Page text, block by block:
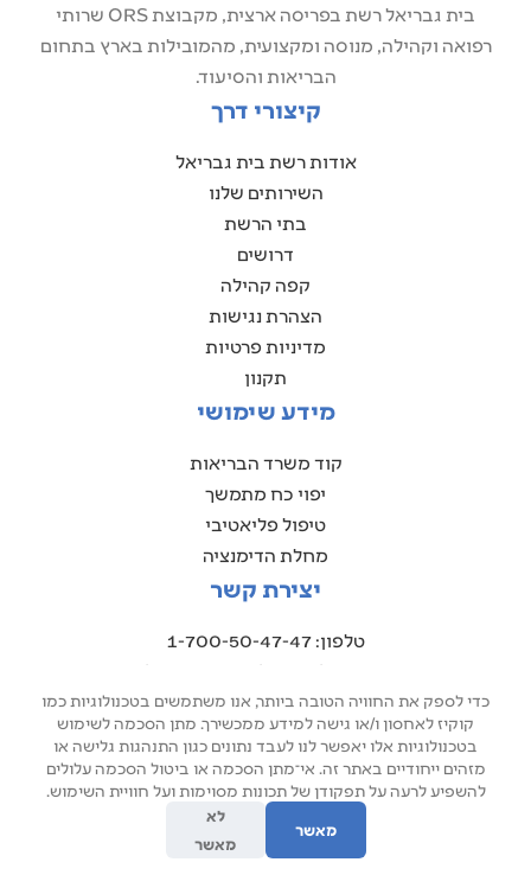
כדי לספק את החוויה הטובה ביותר, אנו משתמשים בטכנולוגיות כמו
קוקיז לאחסון ו/או גישה למידע ממכשירך. מתן הסכמה לשימוש
בטכנולוגיות אלו יאפשר לנו לעבד נתונים כגון התנהגות גלישה או
מזהים ייחודיים באתר זה. אי־מתן הסכמה או ביטול הסכמה עלולים
להשפיע לרעה על תפקודן של תכונות מסוימות ועל חוויית השימוש.
מאשר
לא
מאשר
בית גבריאל רשת בפריסה ארצית, מקבוצת ORS שרותי
רפואה וקהילה, מנוסה ומקצועית, מהמובילות בארץ בתחום
הבריאות והסיעוד.
קיצורי דרך
אודות רשת בית גבריאל
השירותים שלנו
בתי הרשת
דרושים
קפה קהילה
הצהרת נגישות
מדיניות פרטיות
תקנון
מידע שימושי
קוד משרד הבריאות
יפוי כח מתמשך
טיפול פליאטיבי
מחלת הדימנציה
יצירת קשר
טלפון: 1-700-50-47-47
משרד ראשי: נווה גנים 10, חיפה
עיצוב ובניית אתר אקס פרסום